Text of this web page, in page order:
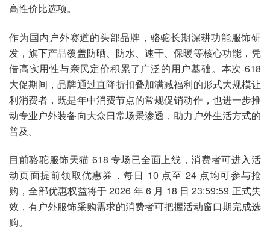
高性价比选项。
作为国内户外赛道的头部品牌，骆驼长期深耕功能服饰研
发，旗下产品覆盖防晒、防水、速干、保暖等核心功能，凭
借高实用性与亲民定价积累了广泛的用户基础。本次 618
大促期间，品牌通过直降折扣叠加满减福利的形式大规模让
利消费者，既是年中消费节点的常规促销动作，也进一步推
动专业户外装备向大众日常场景渗透，助力户外生活方式的
普及。
目前骆驼服饰天猫 618 专场已全面上线，消费者可进入活
动页面提前领取优惠券，每日 10 点至 24 点均可参与抢
购，全部优惠权益将于 2026 年 6 月 18 日 23:59:59 正式失
效，有户外服饰采购需求的消费者可把握活动窗口期完成选
购。